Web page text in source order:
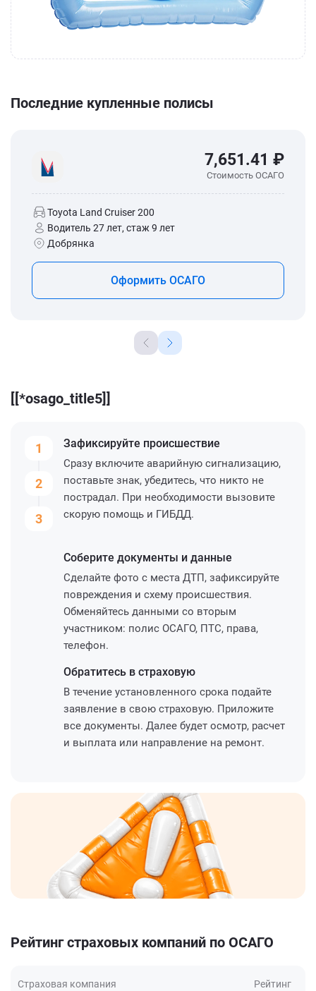
Последние купленные полисы
7,651.41 ₽
Стоимость ОСАГО
Toyota Land Cruiser 200
Водитель 27 лет, стаж 9 лет
Добрянка
Оформить ОСАГО
[[*osago_title5]]
1
2
3
Зафиксируйте происшествие
Сразу включите аварийную сигнализацию,
поставьте знак, убедитесь, что никто не
пострадал. При необходимости вызовите
скорую помощь и ГИБДД.
Соберите документы и данные
Сделайте фото с места ДТП, зафиксируйте
повреждения и схему происшествия.
Обменяйтесь данными со вторым
участником: полис ОСАГО, ПТС, права,
телефон.
Обратитесь в страховую
В течение установленного срока подайте
заявление в свою страховую. Приложите
все документы. Далее будет осмотр, расчет
и выплата или направление на ремонт.
Рейтинг страховых компаний по ОСАГО
Страховая компания Рейтинг